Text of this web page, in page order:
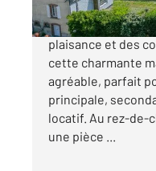
Située à quelques
plaisance et des
cette charmante
agréable, parfait
principale,
locatif. Au rez-de-
une pièce ...